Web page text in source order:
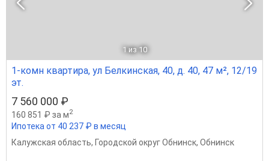
1 из 10
1-комн квартира, ул Белкинская, 40, д. 40, 47 м², 12/19
эт.
7 560 000 ₽
160 851 ₽ за м2
Ипотека от 40 237 ₽ в месяц
Калужская область, Городской округ Обнинск, Обнинск